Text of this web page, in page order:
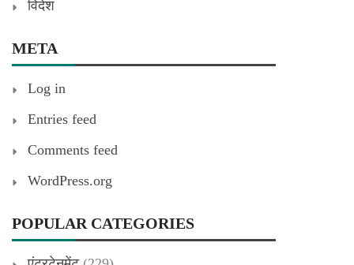
विदेश
META
Log in
Entries feed
Comments feed
WordPress.org
POPULAR CATEGORIES